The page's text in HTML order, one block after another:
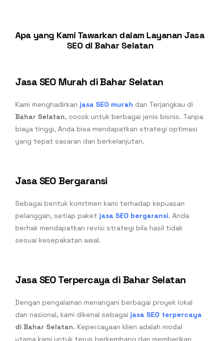
Apa yang Kami Tawarkan dalam Layanan Jasa
SEO di Bahar Selatan
Jasa SEO Murah di Bahar Selatan
Kami menghadirkan jasa SEO murah dan Terjangkau di
Bahar Selatan, cocok untuk berbagai jenis bisnis. Tanpa
biaya tinggi, Anda bisa mendapatkan strategi optimasi
yang tepat sasaran dan berkelanjutan.
Jasa SEO Bergaransi
Sebagai bentuk komitmen kami terhadap kepuasan
pelanggan, setiap paket jasa SEO bergaransi. Anda
berhak mendapatkan revisi strategi bila hasil tidak
sesuai kesepakatan awal.
Jasa SEO Terpercaya di Bahar Selatan
Dengan pengalaman menangani berbagai proyek lokal
dan nasional, kami dikenal sebagai jasa SEO terpercaya
di Bahar Selatan. Kepercayaan klien adalah modal